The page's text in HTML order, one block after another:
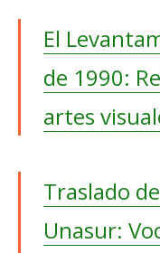
El
de 1990:
artes
Traslado
Unasur: